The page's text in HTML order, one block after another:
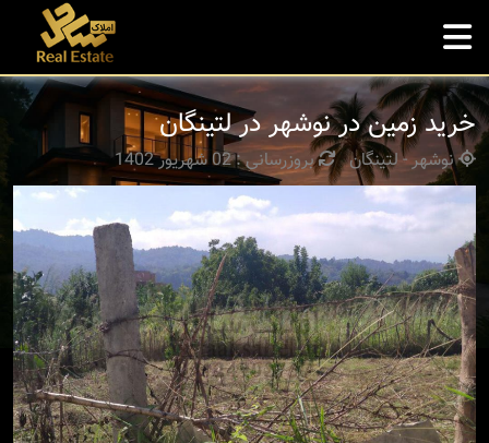
خرید زمین در نوشهر در لتینگان
نوشهر - لتینگان بروزرسانی : 02 شهریور 1402